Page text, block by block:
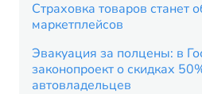
Страховка товаров станет
маркетплейсов
Эвакуация за полцены: в
законопроект о скидках
автовладельцев